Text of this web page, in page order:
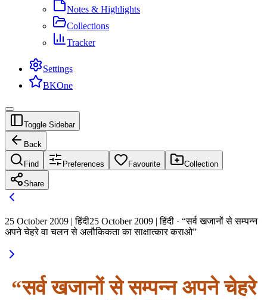
Notes & Highlights
Collections
Tracker
Settings
BKOne
Toggle Sidebar
Back
Find Preferences Favourite Collection
Share
25 October 2009 | हिंदी25 October 2009 | हिंदी · “सर्व खजानों से सम्पन्न
अपने चेहरे वा चलन से अलौकिकता का साक्षात्कार कराओ”
“सर्व खजानों से सम्पन्न अपने चेहरे